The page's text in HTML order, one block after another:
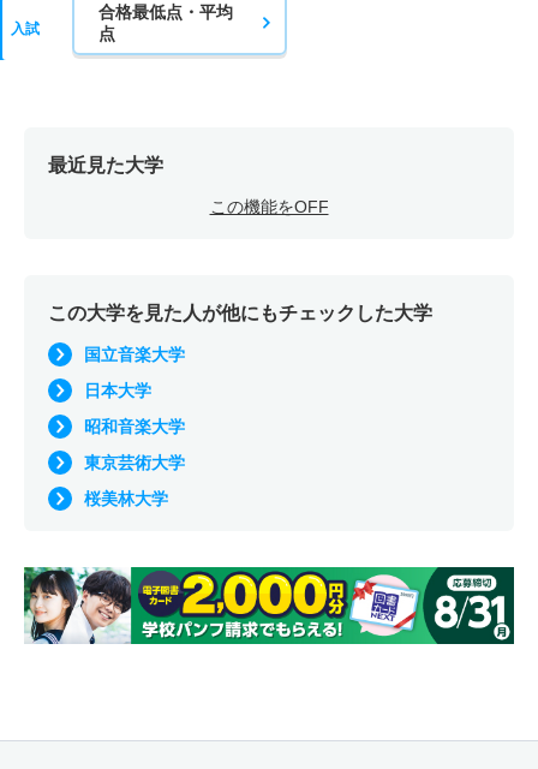
入試
合格最低点・平均
点
最近見た大学
この機能をOFF
この大学を見た人が他にもチェックした大学
国立音楽大学
日本大学
昭和音楽大学
東京芸術大学
桜美林大学